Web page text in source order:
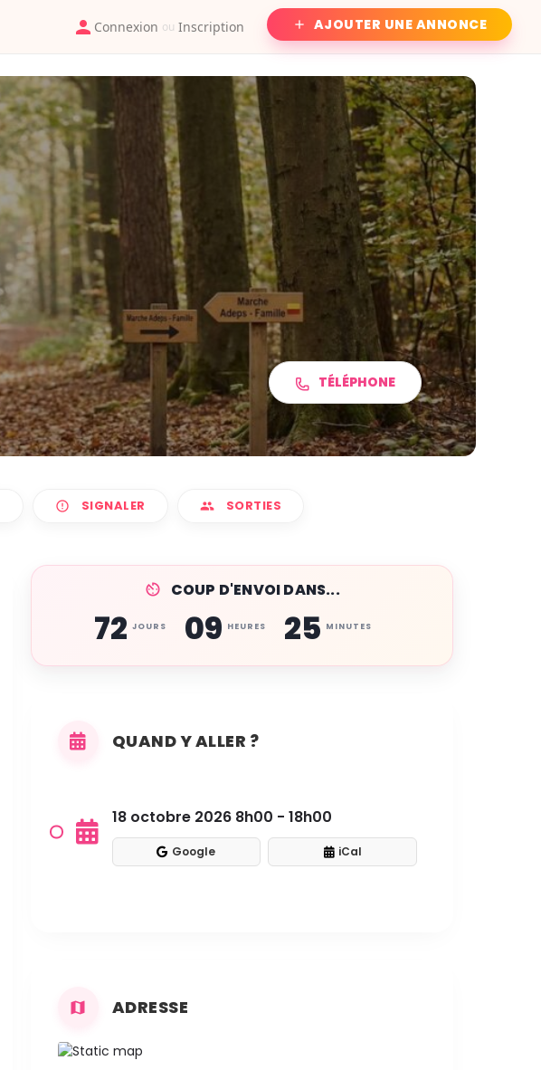
Connexion ou Inscription AJOUTER UNE ANNONCE
TÉLÉPHONE
SIGNALER SORTIES
COUP D'ENVOI DANS...
72 JOURS 09 HEURES 25 MINUTES
QUAND Y ALLER ?
18 octobre 2026 8h00 - 18h00
Google iCal
ADRESSE